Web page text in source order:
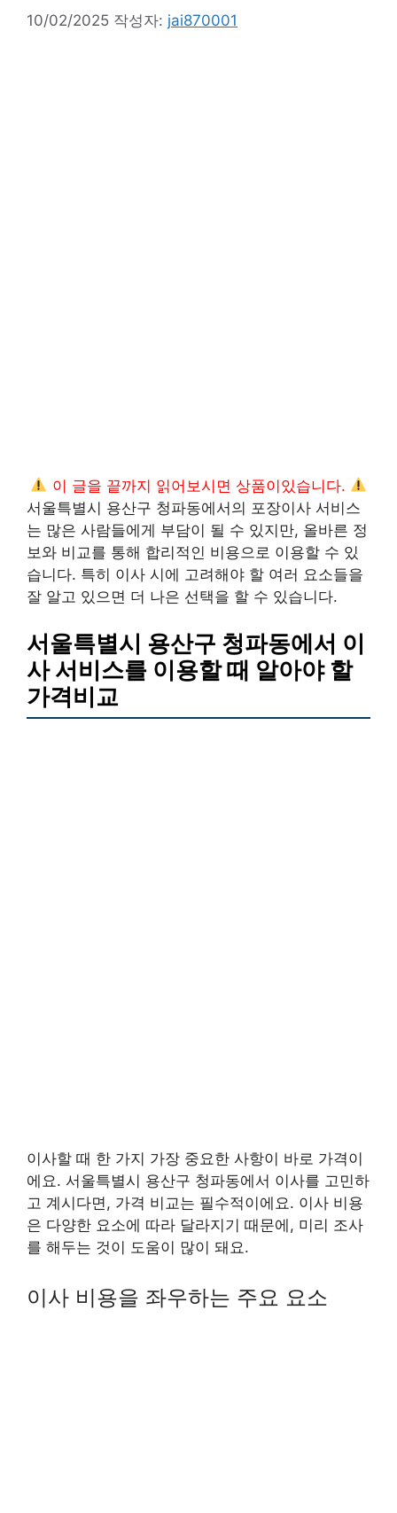
10/02/2025 작성자: jai870001
이 글을 끝까지 읽어보시면 상품이있습니다.
서울특별시 용산구 청파동에서의 포장이사 서비스
는 많은 사람들에게 부담이 될 수 있지만, 올바른 정
보와 비교를 통해 합리적인 비용으로 이용할 수 있
습니다. 특히 이사 시에 고려해야 할 여러 요소들을
잘 알고 있으면 더 나은 선택을 할 수 있습니다.
서울특별시 용산구 청파동에서 이
사 서비스를 이용할 때 알아야 할
가격비교
이사할 때 한 가지 가장 중요한 사항이 바로 가격이
에요. 서울특별시 용산구 청파동에서 이사를 고민하
고 계시다면, 가격 비교는 필수적이에요. 이사 비용
은 다양한 요소에 따라 달라지기 때문에, 미리 조사
를 해두는 것이 도움이 많이 돼요.
이사 비용을 좌우하는 주요 요소